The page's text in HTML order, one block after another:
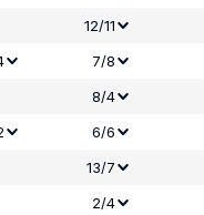
12/11
7/8
8/4
6/6
13/7
2/4